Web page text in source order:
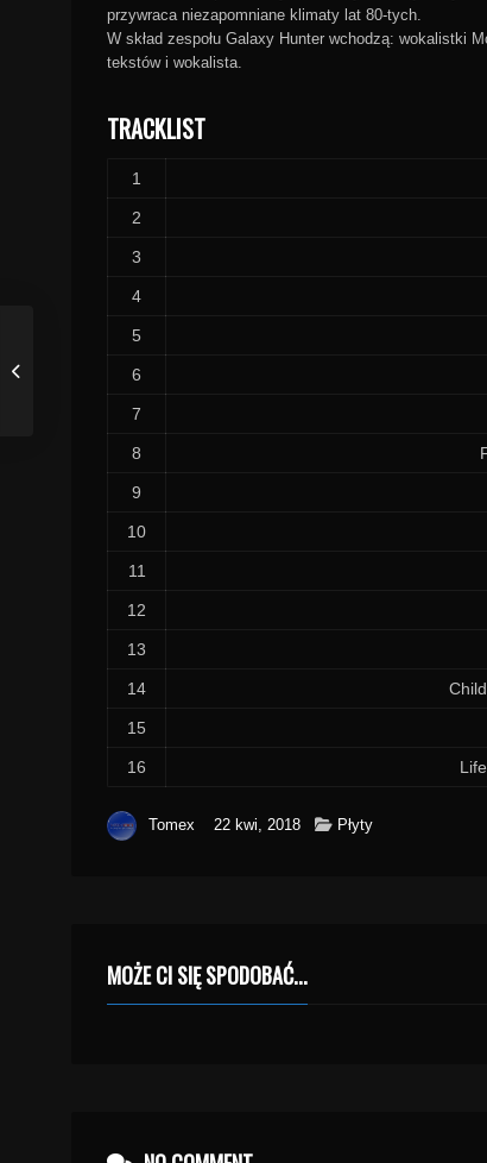
przywraca niezapomniane klimaty lat 80-tych.
W skład zespołu Galaxy Hunter wchodzą: wokalistki
tekstów i wokalista.
TRACKLIST
1
2
3
4
5
6
7
8
9
10
11
12
13
14
15
16
Tomex 22 kwi, 2018 Płyty
MOŻE CI SIĘ SPODOBAĆ...